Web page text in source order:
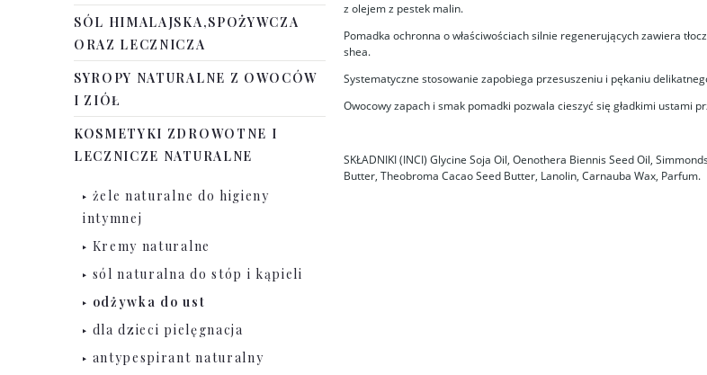
SÓL HIMALAJSKA,SPOŻYWCZA
ORAZ LECZNICZA
SYROPY NATURALNE Z OWOCÓW
I ZIÓŁ
KOSMETYKI ZDROWOTNE I
LECZNICZE NATURALNE
żele naturalne do higieny
intymnej
Kremy naturalne
sól naturalna do stóp i kąpieli
odżywka do ust
dla dzieci pielęgnacja
antypespirant naturalny
z olejem z pestek malin.
Pomadka ochronna o właściwościach silnie regenerujących zawiera
shea.
Systematyczne stosowanie zapobiega przesuszeniu i pękaniu
Owocowy zapach i smak pomadki pozwala cieszyć się gładkimi ustami
SKŁADNIKI (INCI) Glycine Soja Oil, Oenothera Biennis Seed Oil,
Butter, Theobroma Cacao Seed Butter, Lanolin, Carnauba Wax, Parfum.